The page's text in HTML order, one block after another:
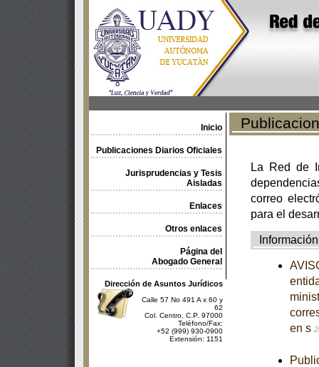
Inicio
Publicaciones Diarios Oficiales
Jurisprudencias y Tesis
Aisladas
Enlaces
Otros enlaces
Página del
Abogado General
Dirección de Asuntos Jurídicos
Calle 57 No 491 A x 60 y
62
Col. Centro, C.P. 97000
Teléfono/Fax:
+52 (999) 930-0900
Extensión: 1151
La Red de
correo
para el
Información
en s